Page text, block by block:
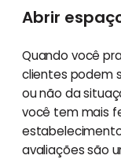
Abrir
Quando você
clientes podem
ou não da
você tem mais
avaliações são